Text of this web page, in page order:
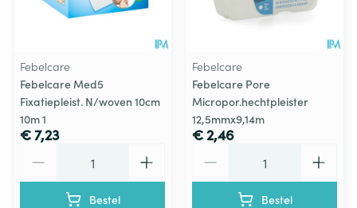
Febelcare
Febelcare Med5
Fixatiepleist. N/woven 10cm
10m 1
€ 7,23
Bestel
Febelcare
Febelcare Pore
Micropor.hechtpleister
12,5mmx9,14m
€ 2,46
Bestel